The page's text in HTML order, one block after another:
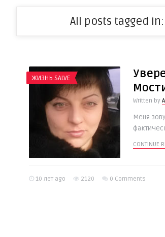
All posts tagged in:
ЖИЗНЬ SALVE
Written by
Меня
CONTINUE
10 лет ago 2120 0 Comments